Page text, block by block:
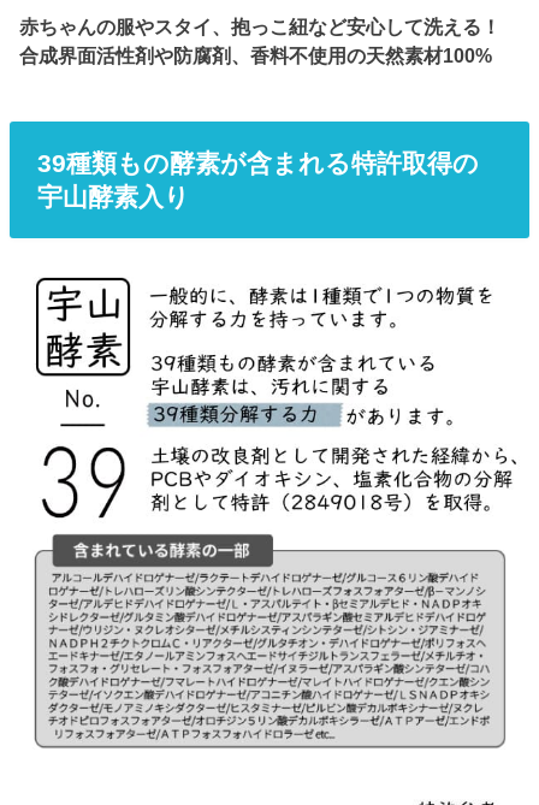
赤ちゃんの服やスタイ、抱っこ紐など安心して洗える！
合成界面活性剤や防腐剤、香料不使用の天然素材100%
39種類もの酵素が含まれる特許取得の
宇山酵素入り